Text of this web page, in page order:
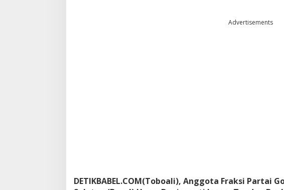
o
t
Advertisements
DETIKBABEL.COM(Toboali), Anggota Fraksi Partai